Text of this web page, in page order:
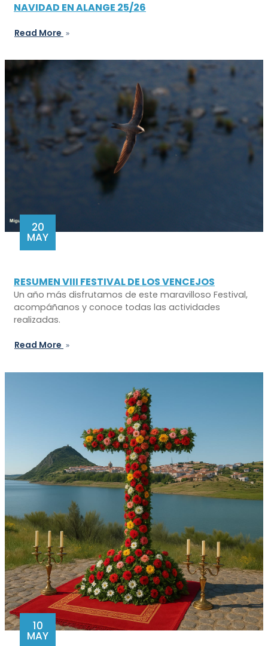
NAVIDAD EN ALANGE 25/26
Read More
20
MAY
RESUMEN VIII FESTIVAL DE LOS VENCEJOS
Un año más disfrutamos de este maravilloso Festival,
acompáñanos y conoce todas las actividades
realizadas.
Read More
10
MAY